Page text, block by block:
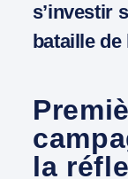
s’investir
bataille
la